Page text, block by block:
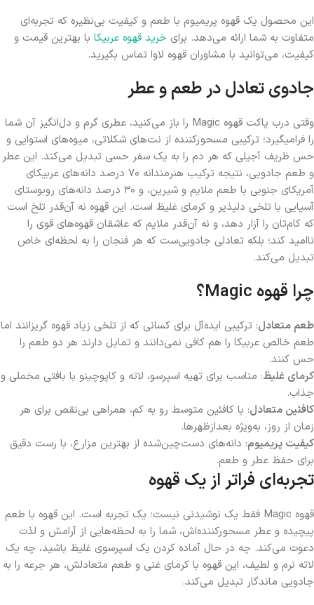
این محصول یک قهوه پریمیوم با طعم و کیفیت بی‌نظیره که تجربه‌ای
متفاوت به شما ارائه می‌دهد. برای خرید قهوه عربیکا با بهترین قیمت و
کیفیت، می‌توانید با مشاوران قهوه لاوا تماس بگیرید.
جادوی تعادل در طعم و عطر
وقتی درب پاکت قهوه Magic را باز می‌کنید، عطری گرم و دل‌انگیز آن شما
را فرامیگیرد؛ ترکیبی مسحورکننده از نت‌های شکلاتی، میوه‌های استوایی و
حس ظریف آجیلی که هر دم را به یک سفر حسی تبدیل می‌کند. این عطر
و طعم جادویی، نتیجه ترکیب هنرمندانه ۷۰ درصد دانه‌های عربیکای
آمریکای جنوبی با طعم ملایم و شیرین، و ۳۰ درصد دانه‌های روبوستای
آسیایی با تلخی دلپذیر و کرمای غلیظ است. این قهوه نه آن‌قدر تلخ است
که کام‌تان را آزار دهد، و نه آن‌قدر ملایم که عاشقان قهوه‌های قوی را
ناامید کند؛ بلکه تعادلی جادویی‌ست که هر فنجان را به لحظه‌ای خاص
تبدیل می‌کند.
چرا قهوه Magic؟
طعم متعادل: ترکیبی ایده‌آل برای کسانی که از تلخی زیاد قهوه گریزانند اما
طعم خالص عربیکا را هم کافی نمی‌دانند و تمایل دارند هر دو طعم را
حس کنند.
کرمای غلیظ: مناسب برای تهیه اسپرسو، لاته و کاپوچینو با بافتی مخملی و
جذاب.
کافئین متعادل: با کافئین متوسط رو به کم، همراهی بی‌نقص برای هر
زمان از روز، به‌ویژه بعدازظهرها.
کیفیت پریمیوم: دانه‌های دست‌چین‌شده از بهترین مزارع، با رست دقیق
برای حفظ عطر و طعم.
تجربه‌ای فراتر از یک قهوه
قهوه Magic فقط یک نوشیدنی نیست؛ یک تجربه است. این قهوه با طعم
پیچیده و عطر مسحورکننده‌اش، شما را به لحظه‌هایی از آرامش و لذت
دعوت می‌کند. چه در حال آماده کردن یک اسپرسوی غلیظ باشید، چه یک
لاته نرم و لطیف، این قهوه با کرمای غنی و طعم متعادلش، هر جرعه را به
جادویی ماندگار تبدیل می‌کند.